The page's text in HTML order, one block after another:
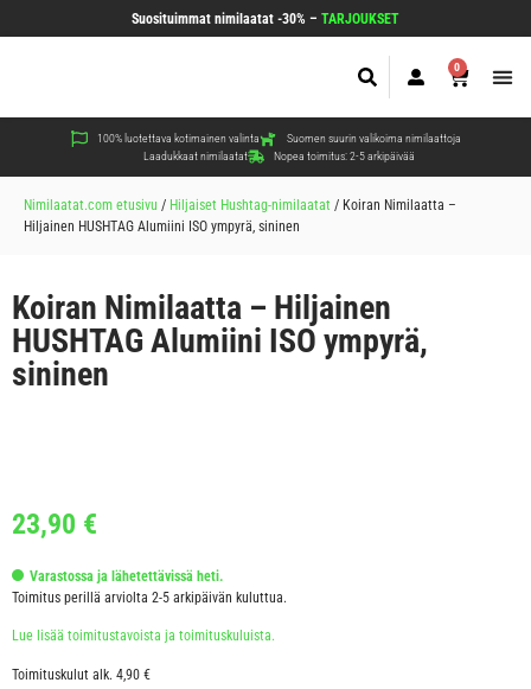
Suosituimmat nimilaatat -30% – TARJOUKSET
0
100% luotettava kotimainen valinta
Suomen suurin valikoima nimilaattoja
Laadukkaat nimilaatat
Nopea toimitus: 2-5 arkipäivää
Nimilaatat.com etusivu / Hiljaiset Hushtag-nimilaatat / Koiran Nimilaatta –
Hiljainen HUSHTAG Alumiini ISO ympyrä, sininen
Koiran Nimilaatta – Hiljainen
HUSHTAG Alumiini ISO ympyrä,
sininen
23,90 €
Varastossa ja lähetettävissä heti.
Toimitus perillä arviolta 2-5 arkipäivän kuluttua.
Lue lisää toimitustavoista ja toimituskuluista.
Toimituskulut alk. 4,90 €